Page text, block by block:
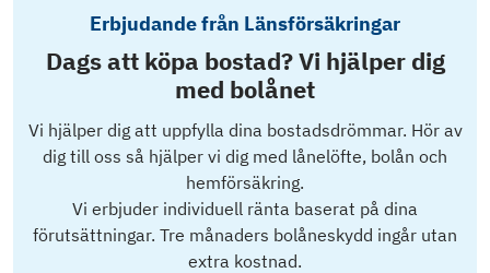
Erbjudande från Länsförsäkringar
Dags att köpa bostad? Vi hjälper dig
med bolånet
Vi hjälper dig att uppfylla dina bostadsdrömmar. Hör av
dig till oss så hjälper vi dig med lånelöfte, bolån och
hemförsäkring.
Vi erbjuder individuell ränta baserat på dina
förutsättningar. Tre månaders bolåneskydd ingår utan
extra kostnad.